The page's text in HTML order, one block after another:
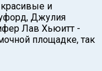
и
Джулия
Лав Хьюитт -
площадке, так